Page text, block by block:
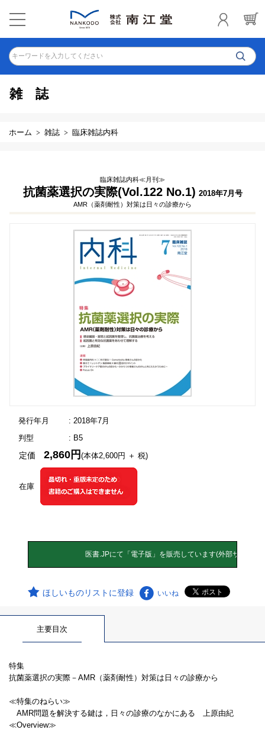
キーワードを入力してください
雑誌
ホーム 雑誌 臨床雑誌内科
臨床雑誌内科≪月刊≫
抗菌薬選択の実際(Vol.122 No.1) 2018年7月号
AMR（薬剤耐性）対策は日々の診療から
発行年月
: 2018年7月
判型
: B5
在庫
定価2,860円(本体2,600円 ＋ 税)
ほしいものリストに登録 いいね
主要目次
特集
抗菌薬選択の実際－AMR（薬剤耐性）対策は日々の診療から
≪特集のねらい≫
AMR問題を解決する鍵は，日々の診療のなかにある 上原由紀
≪Overview≫